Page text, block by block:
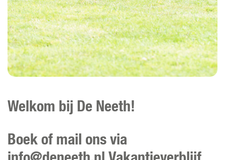
Welkom bij De Neeth!
Boek of mail ons via